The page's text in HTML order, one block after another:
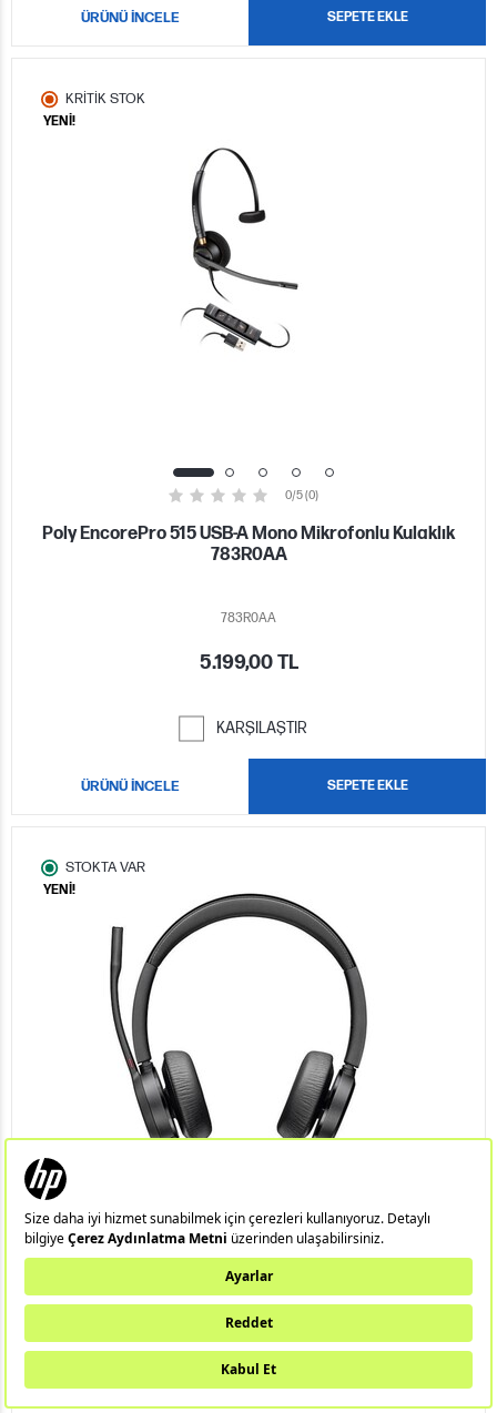
ÜRÜNÜ İNCELE SEPETE EKLE
KRİTİK STOK
YENİ!
0/5 (0)
Poly EncorePro 515 USB-A Mono Mikrofonlu Kulaklık
783R0AA
783R0AA
5.199,00 TL
KARŞILAŞTIR
ÜRÜNÜ İNCELE SEPETE EKLE
STOKTA VAR
YENİ!
Poly Voyager 4320 USB-A Mikrofonlu Kulaklık + BT700
Alıcı 76U49AA
76U49AA